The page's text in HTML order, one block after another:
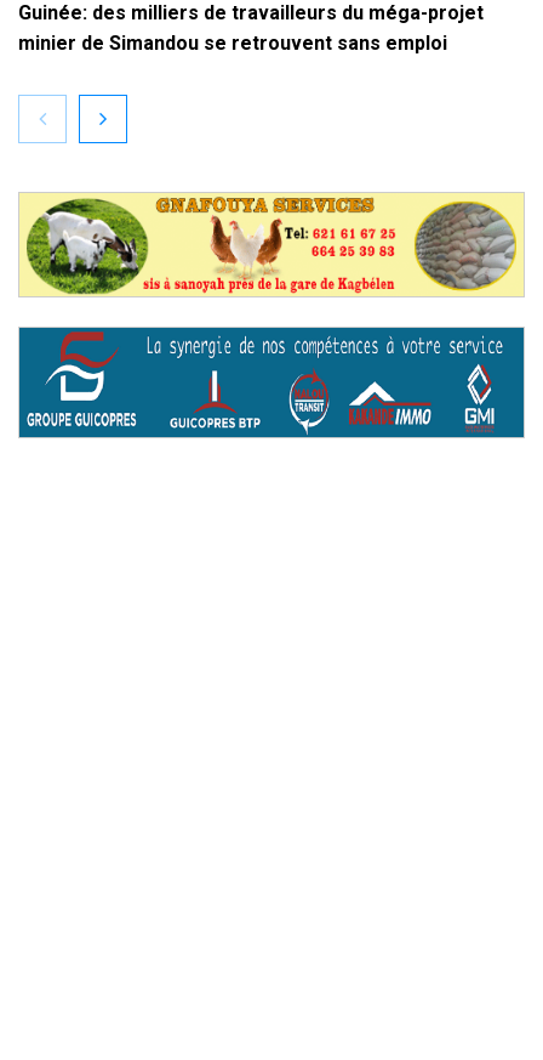
Guinée: des milliers de travailleurs du méga-projet
minier de Simandou se retrouvent sans emploi